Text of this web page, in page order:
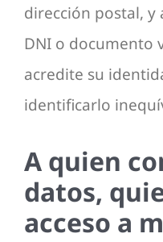
dirección postal, y
DNI o documento
acredite su
identificarlo
A quien
datos,
acceso a